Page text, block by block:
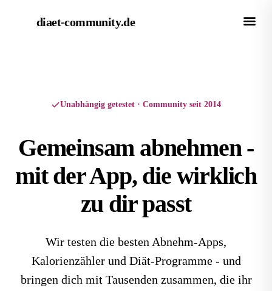
diaet-community.de
Unabhängig getestet · Community seit 2014
Gemeinsam abnehmen-
mit der App, die wirklich
zu dir passt
Wir testen die besten Abnehm-Apps,
Kalorienzähler und Diät-Programme - und
bringen dich mit Tausenden zusammen, die ihr